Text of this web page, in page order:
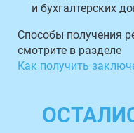
и бухгалтерских
Способы получения
смотрите в разделе
Как получить